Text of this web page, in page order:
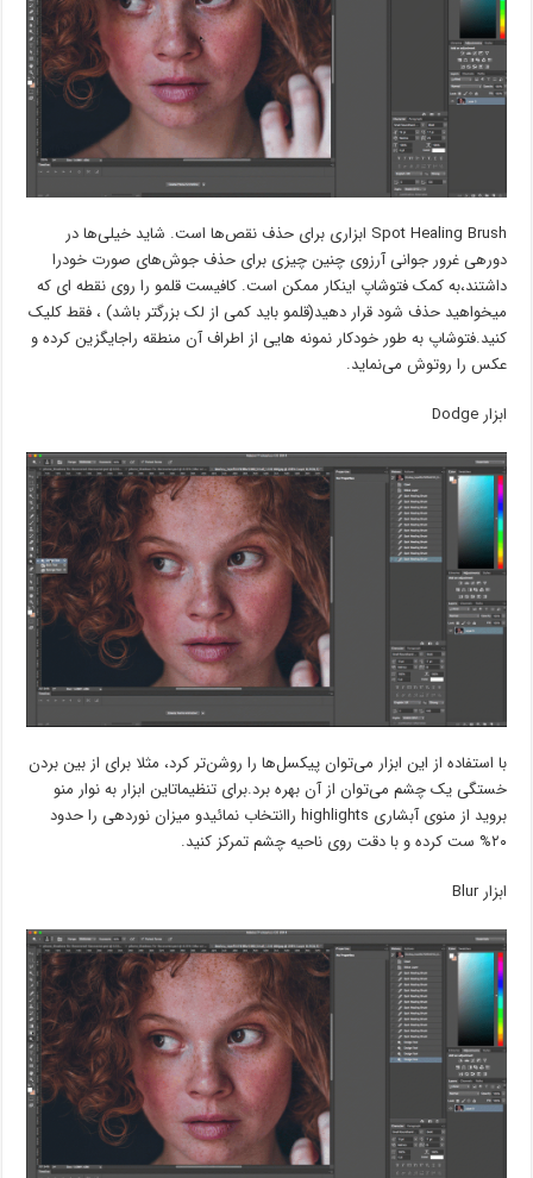
Spot Healing Brush ابزاری برای حذف نقص‌ها است. شاید خیلی‌ها در
دورهی غرور جوانی آرزوی چنین چیزی برای حذف جوش‌های صورت خودرا
داشتند،به کمک فتوشاپ اینکار ممکن است. کافیست قلمو را روی نقطه ای که
میخواهید حذف شود قرار دهید(قلمو باید کمی از لک بزرگتر باشد) ، فقط کلیک
کنید.فتوشاپ به طور خودکار نمونه هایی از اطراف آن منطقه راجایگزین کرده و
عکس را روتوش می‌نماید.
ابزار Dodge
با استفاده از این ابزار می‌توان پیکسل‌ها را روشن‌تر کرد، مثلا برای از بین بردن
خستگی یک چشم می‌توان از آن بهره برد.برای تنظیماتاین ابزار به نوار منو
بروید از منوی آبشاری highlights راانتخاب نمائیدو میزان نوردهی را حدود
۲۰% ست کرده و با دقت روی ناحیه چشم تمرکز کنید.
ابزار Blur